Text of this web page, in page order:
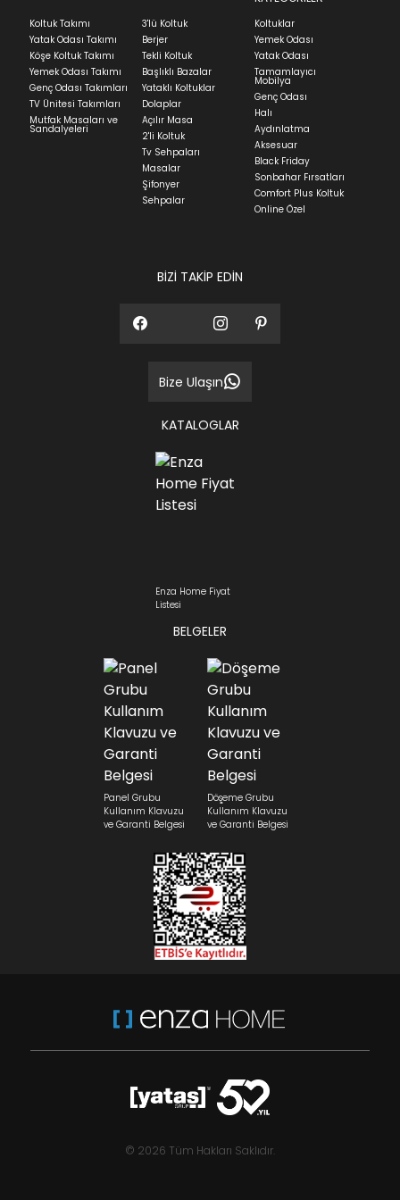
Ev tekstili siparişlerinizin kargoya verilme süresi
ortalama 5-24 iş günüdür.
Yatak siparişlerinizin teslim süresi yaşadığınız şehre
ve ürünün stok durumuna göre ortalama 5-24 iş
günüdür.
Panel ve Döşeme grubu ürün siparişlerinizin teslim
süresi yaşadığınız şehre ve ürünün stok durumuna
göre ortalama 30-45 iş günüdür.
Siparişlerim bölümünden sürecinizi takip edebilirsiniz.
Sıkça Sorulan Sorularbölümünü ziyaret
Koltuk Takımı
Yatak Odası Takımı
Köşe Koltuk Takımı
Yemek Odası Takımı
Genç Odası Takımları
TV Ünitesi Takımları
Mutfak Masaları ve
Sandalyeleri
3'lü Koltuk
Berjer
Tekli Koltuk
Başlıklı Bazalar
Yataklı Koltuklar
Dolaplar
Açılır Masa
2'li Koltuk
Tv Sehpaları
Masalar
Şifonyer
Sehpalar
Koltuklar
Yemek Odası
Yatak Odası
Tamamlayıcı
Mobilya
Genç Odası
Halı
Aydınlatma
Aksesuar
Black Friday
Sonbahar Fırsatları
Comfort Plus Koltuk
Online Özel
BİZİ TAKİP EDİN
Bize Ulaşın
KATALOGLAR
Enza Home Fiyat
Listesi
BELGELER
Panel Grubu
Kullanım Klavuzu
ve Garanti Belgesi
Döşeme Grubu
Kullanım Klavuzu
ve Garanti Belgesi
© 2026 Tüm Hakları Saklıdır.